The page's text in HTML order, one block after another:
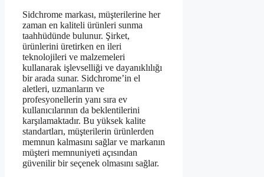
Sidchrome markası, müşterilerine her
zaman en kaliteli ürünleri sunma
taahhüdünde bulunur. Şirket,
ürünlerini üretirken en ileri
teknolojileri ve malzemeleri
kullanarak işlevselliği ve dayanıklılığı
bir arada sunar. Sidchrome’in el
aletleri, uzmanların ve
profesyonellerin yanı sıra ev
kullanıcılarının da beklentilerini
karşılamaktadır. Bu yüksek kalite
standartları, müşterilerin ürünlerden
memnun kalmasını sağlar ve markanın
müşteri memnuniyeti açısından
güvenilir bir seçenek olmasını sağlar.